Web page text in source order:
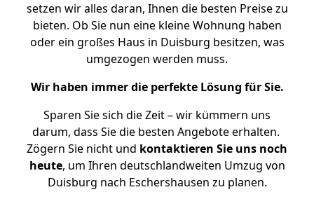
setzen wir alles daran, Ihnen die besten Preise zu
bieten. Ob Sie nun eine kleine Wohnung haben
oder ein großes Haus in Duisburg besitzen, was
umgezogen werden muss.
Wir haben immer die perfekte Lösung für Sie.
Sparen Sie sich die Zeit – wir kümmern uns
darum, dass Sie die besten Angebote erhalten.
Zögern Sie nicht und kontaktieren Sie uns noch
heute, um Ihren deutschlandweiten Umzug von
Duisburg nach Eschershausen zu planen.